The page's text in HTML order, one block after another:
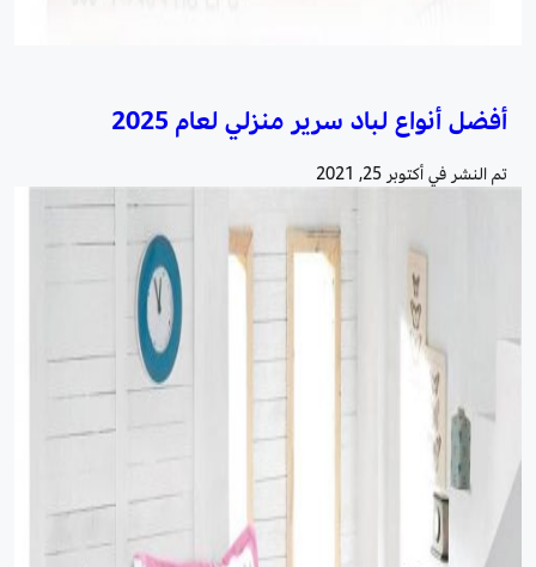
أفضل أنواع لباد سرير منزلي لعام 2025
تم النشر فيأكتوبر 25, 2021